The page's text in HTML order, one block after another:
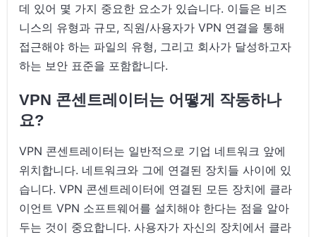
데 있어 몇 가지 중요한 요소가 있습니다. 이들은 비즈
니스의 유형과 규모, 직원/사용자가 VPN 연결을 통해
접근해야 하는 파일의 유형, 그리고 회사가 달성하고자
하는 보안 표준을 포함합니다.
VPN 콘센트레이터는 어떻게 작동하나
요?
VPN 콘센트레이터는 일반적으로 기업 네트워크 앞에
위치합니다. 네트워크와 그에 연결된 장치들 사이에 있
습니다. VPN 콘센트레이터에 연결된 모든 장치에 클라
이언트 VPN 소프트웨어를 설치해야 한다는 점을 알아
두는 것이 중요합니다. 사용자가 자신의 장치에서 클라